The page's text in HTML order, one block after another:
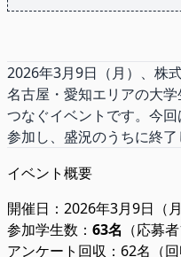
2026年3月9日（月）、株
名古屋・愛知エリアの大
つなぐイベントです。今
参加し、盛況のうちに終了
イベント概要
開催日：2026年3月9日（月
参加学生数： 63名 （応募
アンケート回収：62名（回